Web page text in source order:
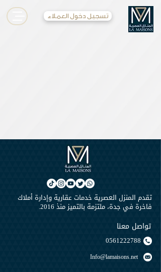
تسجيل دخول العملاء
تقدم المنزل العصرية خدمات عقارية وإدارة أملاك
فاخرة في جدة، ملتزمة بالتميز منذ 2016.
تواصل معنا
0561222788
Info@lamaisons.net